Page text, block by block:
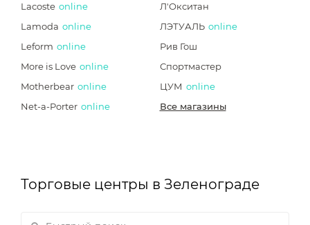
Lacoste online
Lamoda online
Leform online
More is Love online
Motherbear online
Net-a-Porter online
Л'Окситан
ЛЭТУАЛЬ online
Рив Гош
Спортмастер
ЦУМ online
Все магазины
Торговые центры в Зеленограде